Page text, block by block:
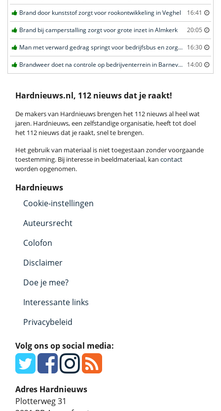
Brand door kunststof zorgt voor rookontwikkeling in Veghel 16:41
Brand bij camperstalling zorgt voor grote inzet in Almkerk 20:05
Man met verward gedrag springt voor bedrijfsbus en zorgt voor opschudding in Veghel 16:30
Brandweer doet na controle op bedrijventerrein in Barneveld 14:00
Hardnieuws.nl, 112 nieuws dat je raakt!
De makers van Hardnieuws brengen het 112 nieuws al heel wat
jaren. Hardnieuws, een zelfstandige organisatie, heeft tot doel
het 112 nieuws dat je raakt, snel te brengen.
Het gebruik van materiaal is niet toegestaan zonder voorgaande
toestemming. Bij interesse in beeldmateriaal, kan contact
worden opgenomen.
Hardnieuws
Cookie-instellingen
Auteursrecht
Colofon
Disclaimer
Doe je mee?
Interessante links
Privacybeleid
Volg ons op social media:
Adres Hardnieuws
Plotterweg 31